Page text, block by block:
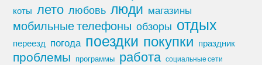
коты лето любовь люди магазины
мобильные телефоны обзоры отдых
переезд погода поездки покупки праздник
проблемы программы работа социальные сети